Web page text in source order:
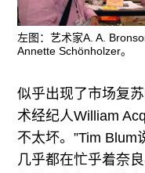
左图：艺术家A. A.
Annette Schönholzer。
似乎出现了市场复
术经纪人William
不太坏。”Tim Blum
几乎都在忙乎着奈